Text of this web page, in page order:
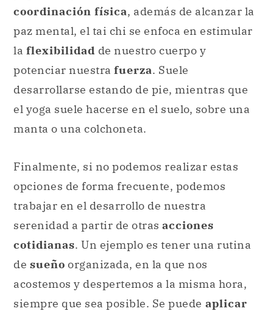
coordinación física, además de alcanzar la
paz mental, el tai chi se enfoca en estimular
la flexibilidad de nuestro cuerpo y
potenciar nuestra fuerza. Suele
desarrollarse estando de pie, mientras que
el yoga suele hacerse en el suelo, sobre una
manta o una colchoneta.
Finalmente, si no podemos realizar estas
opciones de forma frecuente, podemos
trabajar en el desarrollo de nuestra
serenidad a partir de otras acciones
cotidianas. Un ejemplo es tener una rutina
de sueño organizada, en la que nos
acostemos y despertemos a la misma hora,
siempre que sea posible. Se puede aplicar